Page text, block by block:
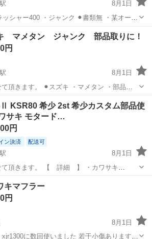
8月1日
・ジャンク ⚫︎書類無 ・某オーク
で書類付フレーム売っておりましたので、
ジャンクあつかいで
子駅 ホンダ シャドウスラッシャー
マメタン ジャンク 部品取りに！
円
8月1日
・マメタン ・部品取
） ・写真の状態になります ・欠品あるかも
・ジャンク ・錆あり
スズキ マメタン
KSR80 希少 2st 希少カスタム部品使
サキ モタード…
円
ン決済 配送可
8月1日
詳細 】 ・カワサキ
後車両と一緒にお渡し致します） ・キー有
子駅
キマフラー
円
8月1日
に数回使いました 若干小傷あります